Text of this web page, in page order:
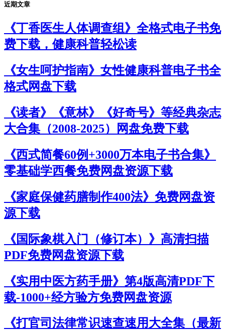
近期文章
《丁香医生人体调查组》全格式电子书免
费下载，健康科普轻松读
《女生呵护指南》女性健康科普电子书全
格式网盘下载
《读者》《意林》《好奇号》等经典杂志
大合集（2008-2025）网盘免费下载
《西式简餐60例+3000万本电子书合集》
零基础学西餐免费网盘资源下载
《家庭保健药膳制作400法》免费网盘资
源下载
《国际象棋入门（修订本）》高清扫描
PDF免费网盘资源下载
《实用中医方药手册》第4版高清PDF下
载-1000+经方验方免费网盘资源
《打官司法律常识速查速用大全集（最新